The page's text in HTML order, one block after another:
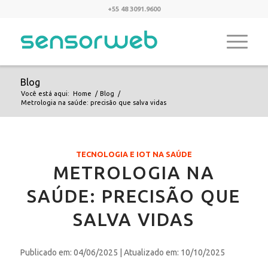
+55 48 3091.9600
Blog
Você está aqui: Home / Blog
/
Metrologia na saúde: precisão que salva vidas
TECNOLOGIA E IOT NA SAÚDE
METROLOGIA NA
SAÚDE: PRECISÃO QUE
SALVA VIDAS
Publicado em: 04/06/2025 | Atualizado em: 10/10/2025